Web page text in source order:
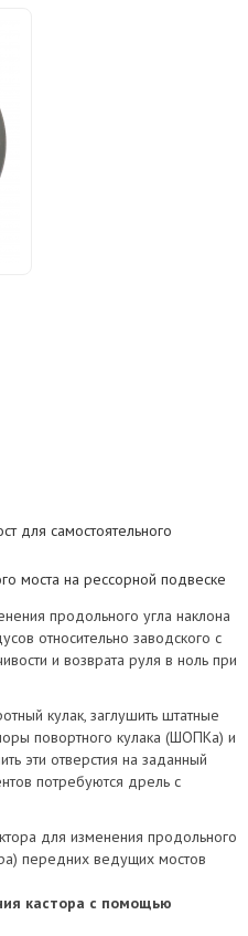
для самостоятельного
моста на рессорной подвеске
продольного угла наклона
относительно заводского с
и возврата руля в ноль при
кулак, заглушить штатные
повортного кулака (ШОПКа) и
эти отверстия на заданный
потребуются дрель с
для изменения продольного
передних ведущих мостов
кастора с помощью